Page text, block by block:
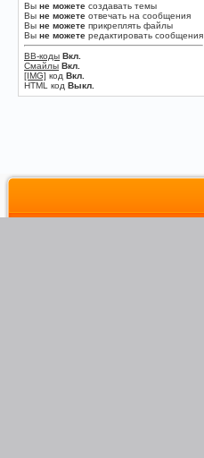
Вы не можете создавать темы
Вы не можете отвечать на сообщения
Вы не можете прикреплять файлы
Вы не можете редактировать сообщения
BB-коды Вкл.
Смайлы Вкл.
[IMG] код Вкл.
HTML код Выкл.